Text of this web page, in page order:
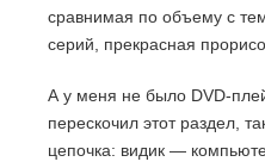
сравнимая по объему с
серий, прекрасная
А у меня не было DVD-
перескочил этот раздел,
цепочка: видик —